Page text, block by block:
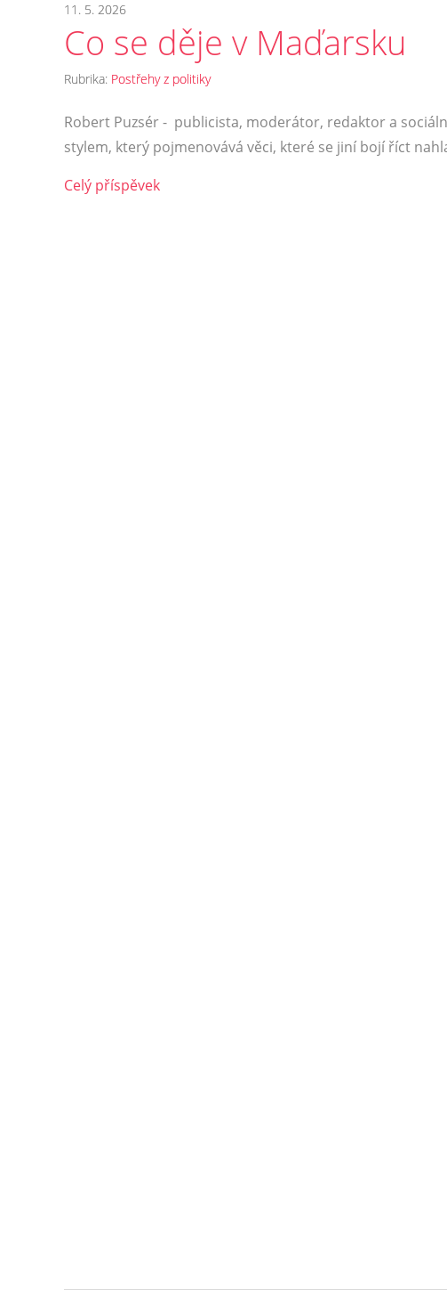
11. 5. 2026
Co se děje v Maďarsku
Rubrika: Postřehy z politiky
Robert Puzsér - publicista, moderátor, redaktor a
stylem, který pojmenovává věci, které se jiní bojí říct
Celý příspěvek